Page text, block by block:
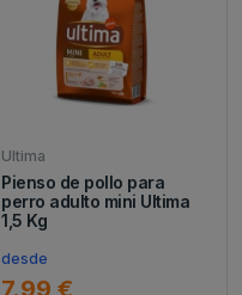
Ultima
Pienso de pollo para
perro adulto mini Ultima
1,5 Kg
desde
7.99 €